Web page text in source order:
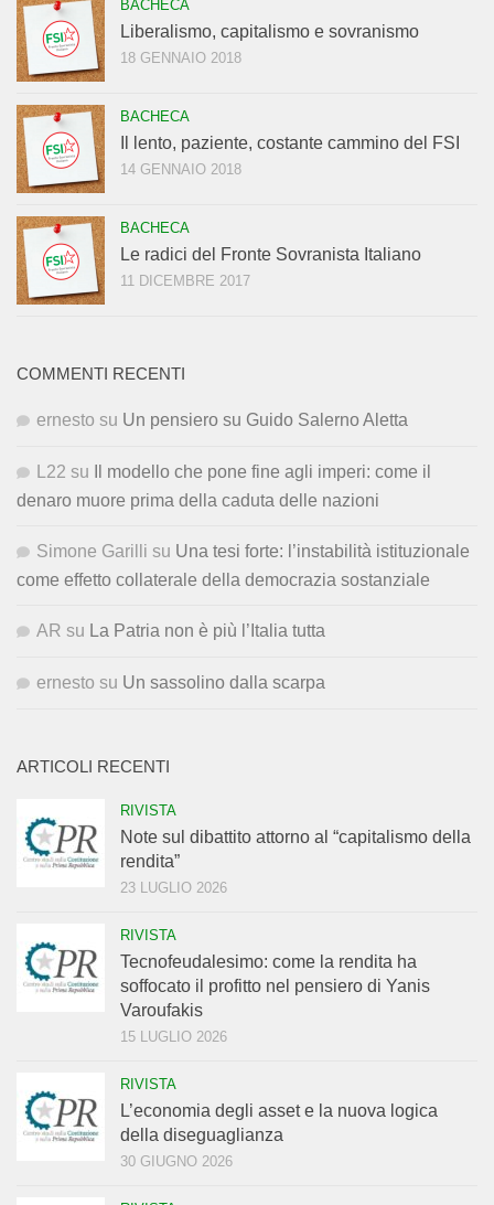
BACHECA
Liberalismo, capitalismo e sovranismo
18 GENNAIO 2018
BACHECA
Il lento, paziente, costante cammino del FSI
14 GENNAIO 2018
BACHECA
Le radici del Fronte Sovranista Italiano
11 DICEMBRE 2017
COMMENTI RECENTI
ernesto su Un pensiero su Guido Salerno Aletta
L22 su
Il modello che pone fine agli imperi: come il
denaro muore prima della caduta delle nazioni
Simone Garilli su Una tesi forte: l’instabilità istituzionale
come effetto collaterale della democrazia sostanziale
AR su La Patria non è più l’Italia tutta
ernesto su Un sassolino dalla scarpa
ARTICOLI RECENTI
RIVISTA
Note sul dibattito attorno al “capitalismo della
rendita”
23 LUGLIO 2026
RIVISTA
Tecnofeudalesimo: come la rendita ha
soffocato il profitto nel pensiero di Yanis
Varoufakis
15 LUGLIO 2026
RIVISTA
L’economia degli asset e la nuova logica
della diseguaglianza
30 GIUGNO 2026